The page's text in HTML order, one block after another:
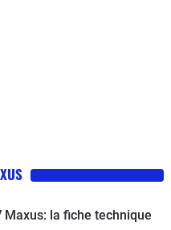
Maxus: la fiche technique